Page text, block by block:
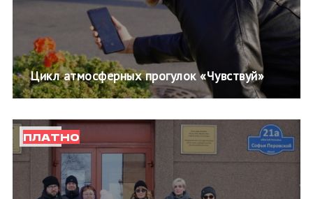
Цикл атмосферных прогулок «Чувствуй»
ПЛАТНО